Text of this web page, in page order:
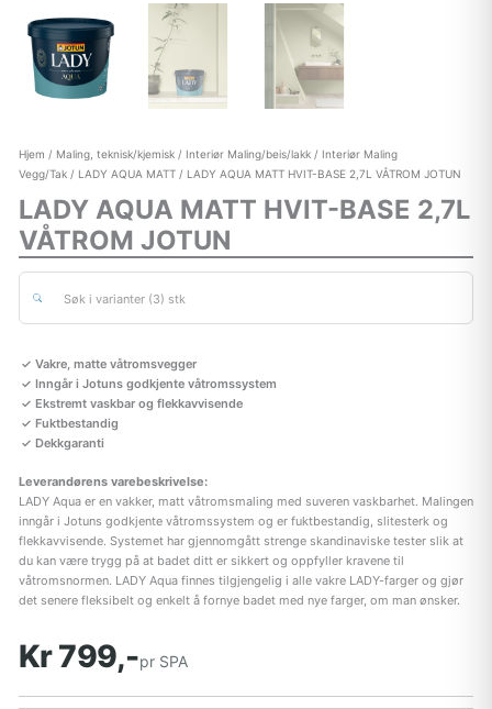
Hjem / Maling, teknisk/kjemisk/ Interiør Maling/beis/lakk/ Interiør Maling
Vegg/Tak/ LADY AQUA MATT/ LADY AQUA MATT HVIT-BASE 2,7L VÅTROM JOTUN
LADY AQUA MATT HVIT-BASE 2,7L
VÅTROM JOTUN
Søk i varianter (3) stk
Vakre, matte våtromsvegger
Inngår i Jotuns godkjente våtromssystem
Ekstremt vaskbar og flekkavvisende
Fuktbestandig
Dekkgaranti
Leverandørens varebeskrivelse:
LADY Aqua er en vakker, matt våtromsmaling med suveren vaskbarhet. Malingen
inngår i Jotuns godkjente våtromssystem og er fuktbestandig, slitesterk og
flekkavvisende. Systemet har gjennomgått strenge skandinaviske tester slik at
du kan være trygg på at badet ditt er sikkert og oppfyller kravene til
våtromsnormen. LADY Aqua finnes tilgjengelig i alle vakre LADY-farger og gjør
det senere fleksibelt og enkelt å fornye badet med nye farger, om man ønsker.
Kr 799,-pr SPA